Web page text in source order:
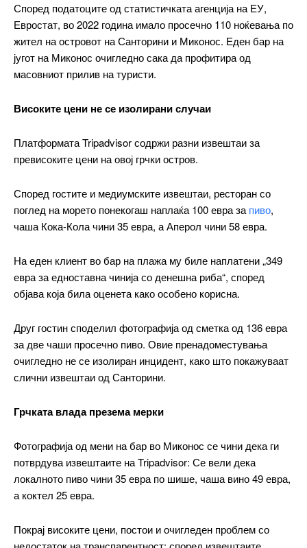
━ pricing plans
Free
бесплатно / forever
ИЗБЕРЕТЕ ПЛАН
Според податоците од статистичката агенција на ЕУ,
Евростат, во 2022 година имало просечно 110 ноќевања по
жител на островот на Санторини и Миконос. Еден бар на
југот на Миконос очигледно сака да профитира од
масовниот прилив на туристи.
Високите цени не се изолирани случаи
Платформата Tripadvisor содржи разни извештаи за
превисоките цени на овој грчки остров.
Според гостите и медиумските извештаи, ресторан со
поглед на морето понекогаш наплаќа 100 евра запиво,
чаша Кока-Кола чини 35 евра, а Аперол чини 58 евра.
На еден клиент во бар на плажа му биле наплатени „349
евра за едноставна чинија со денешна риба“, според
објава која била оценета како особено корисна.
Друг гостин споделил фотографија од сметка од 136 евра
за две чаши просечно пиво. Овие пренадоместувања
очигледно не се изолиран инцидент, како што покажуваат
слични извештаи од Санторини.
Грчката влада презема мерки
Фотографија од мени на бар во Миконос се чини дека ги
потврдува извештаите на Tripadvisor: Се вели дека
локалното пиво чини 35 евра по шише, чаша вино 49 евра,
а коктел 25 евра.
Покрај високите цени, постои и очигледен проблем со